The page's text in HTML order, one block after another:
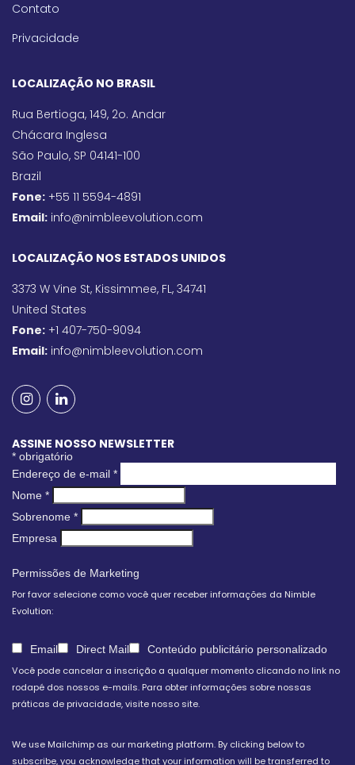
Contato
Privacidade
LOCALIZAÇÃO NO BRASIL
Rua Bertioga, 149, 2o. Andar
Chácara Inglesa
São Paulo, SP 04141-100
Brazil
Fone: +55 11 5594-4891
Email: info@nimbleevolution.com
LOCALIZAÇÃO NOS ESTADOS UNIDOS
3373 W Vine St, Kissimmee, FL, 34741
United States
Fone: +1 407-750-9094
Email: info@nimbleevolution.com
ASSINE NOSSO NEWSLETTER
* obrigatório
Endereço de e-mail *
Nome *
Sobrenome *
Empresa
Permissões de Marketing
Por favor selecione como você quer receber informações da Nimble
Evolution:
Email Direct Mail
Conteúdo publicitário personalizado
Você pode cancelar a inscrição a qualquer momento clicando no link no
rodapé dos nossos e-mails. Para obter informações sobre nossas
práticas de privacidade, visite nosso site.
We use Mailchimp as our marketing platform. By clicking below to
subscribe, you acknowledge that your information will be transferred to